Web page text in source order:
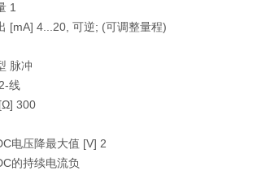
1
[mA] 4...20, 可逆; (可调整量程)
脉冲
线
300
电压降最大值 [V] 2
的持续电流负